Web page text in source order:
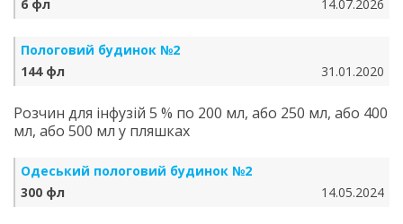
6 фл 14.07.2026
Пологовий будинок №2
144 фл
31.01.2020
Розчин для інфузій 5 % по 200 мл, або 250 мл, або 400
мл, або 500 мл у пляшках
Одеський пологовий будинок №2
300 фл
14.05.2024